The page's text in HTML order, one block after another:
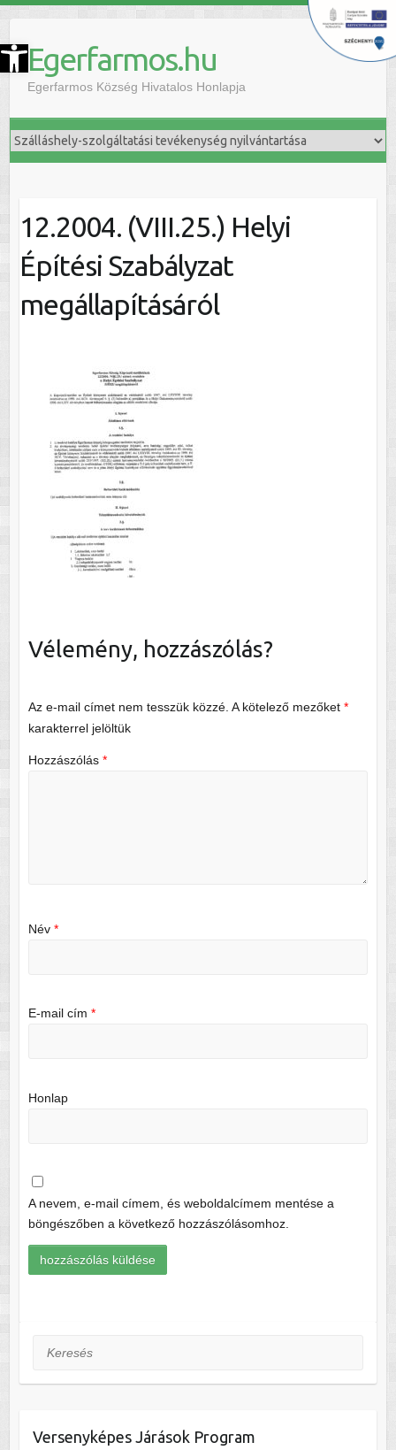
Eszköztár megnyitása Egerfarmos.hu
Egerfarmos Község Hivatalos Honlapja
12.2004. (VIII.25.) Helyi
Építési Szabályzat
megállapításáról
Vélemény, hozzászólás?
Az e-mail címet nem tesszük közzé. A kötelező mezőket *
karakterrel jelöltük
Hozzászólás *
Név *
E-mail cím *
Honlap
A nevem, e-mail címem, és weboldalcímem mentése a
böngészőben a következő hozzászólásomhoz.
Keresés
Versenyképes Járások Program